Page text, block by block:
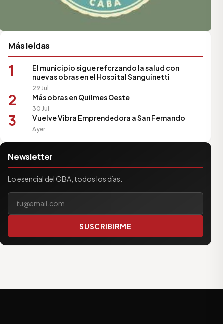
Más leídas
1
El municipio sigue reforzando la salud con
nuevas obras en el Hospital Sanguinetti
29 Jul
2 Más obras en Quilmes Oeste
30 Jul
3 Vuelve Vibra Emprendedora a San Fernando
Ayer
Newsletter
Lo esencial del GBA, todos los días.
Tu correo electrónico
SUSCRIBIRME